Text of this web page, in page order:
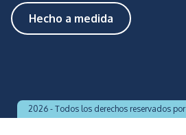
Hecho a medida
2026 - Todos los derechos reservados